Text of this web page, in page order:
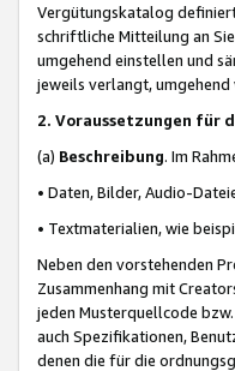
Vergütungskatalog
schriftliche Mitteilung an
umgehend einstellen und
jeweils verlangt,
2. Voraussetzungen für
(a) Beschreibung. Im
• Daten, Bilder, Audio-
• Textmaterialien, wie
Neben den vorstehenden
Zusammenhang mit
jeden Musterquellcode
auch Spezifikationen,
denen die für die